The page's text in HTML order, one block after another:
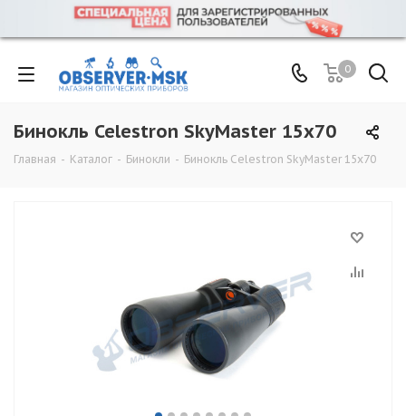
0
Бинокль Celestron SkyMaster 15x70
Главная - Каталог - Бинокли - Бинокль Celestron SkyMaster 15x70